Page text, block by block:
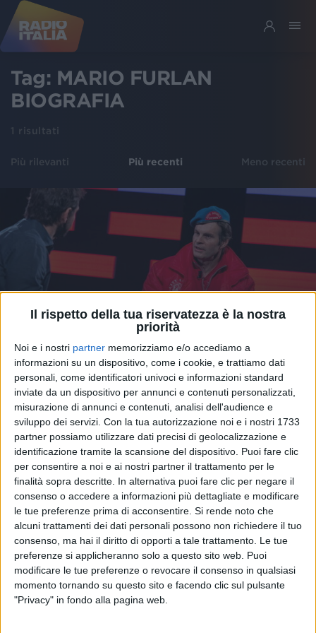
Il rispetto della tua riservatezza è la nostra
priorità
Noi e i nostri partner memorizziamo e/o accediamo a
informazioni su un dispositivo, come i cookie, e trattiamo dati
personali, come identificatori univoci e informazioni standard
inviate da un dispositivo per annunci e contenuti personalizzati,
misurazione di annunci e contenuti, analisi dell'audience e
sviluppo dei servizi. Con la tua autorizzazione noi e i nostri 1733
partner possiamo utilizzare dati precisi di geolocalizzazione e
identificazione tramite la scansione del dispositivo. Puoi fare clic
per consentire a noi e ai nostri partner il trattamento per le
finalità sopra descritte. In alternativa puoi fare clic per negare il
consenso o accedere a informazioni più dettagliate e modificare
le tue preferenze prima di acconsentire. Si rende noto che
alcuni trattamenti dei dati personali possono non richiedere il tuo
consenso, ma hai il diritto di opporti a tale trattamento. Le tue
preferenze si applicheranno solo a questo sito web. Puoi
modificare le tue preferenze o revocare il consenso in qualsiasi
momento tornando su questo sito e facendo clic sul pulsante
"Privacy" in fondo alla pagina web.
Tag: MARIO FURLAN
BIOGRAFIA
1 risultati
Più rilevanti Più recenti Meno recenti
08 apr 2019
Mario Furlan: il fondatore dei City Angels a
Il tempo dei nuovi eroi
Lo scrittore, esperto di coaching, difesa personale e
wilding, si racconta
Chi siamo